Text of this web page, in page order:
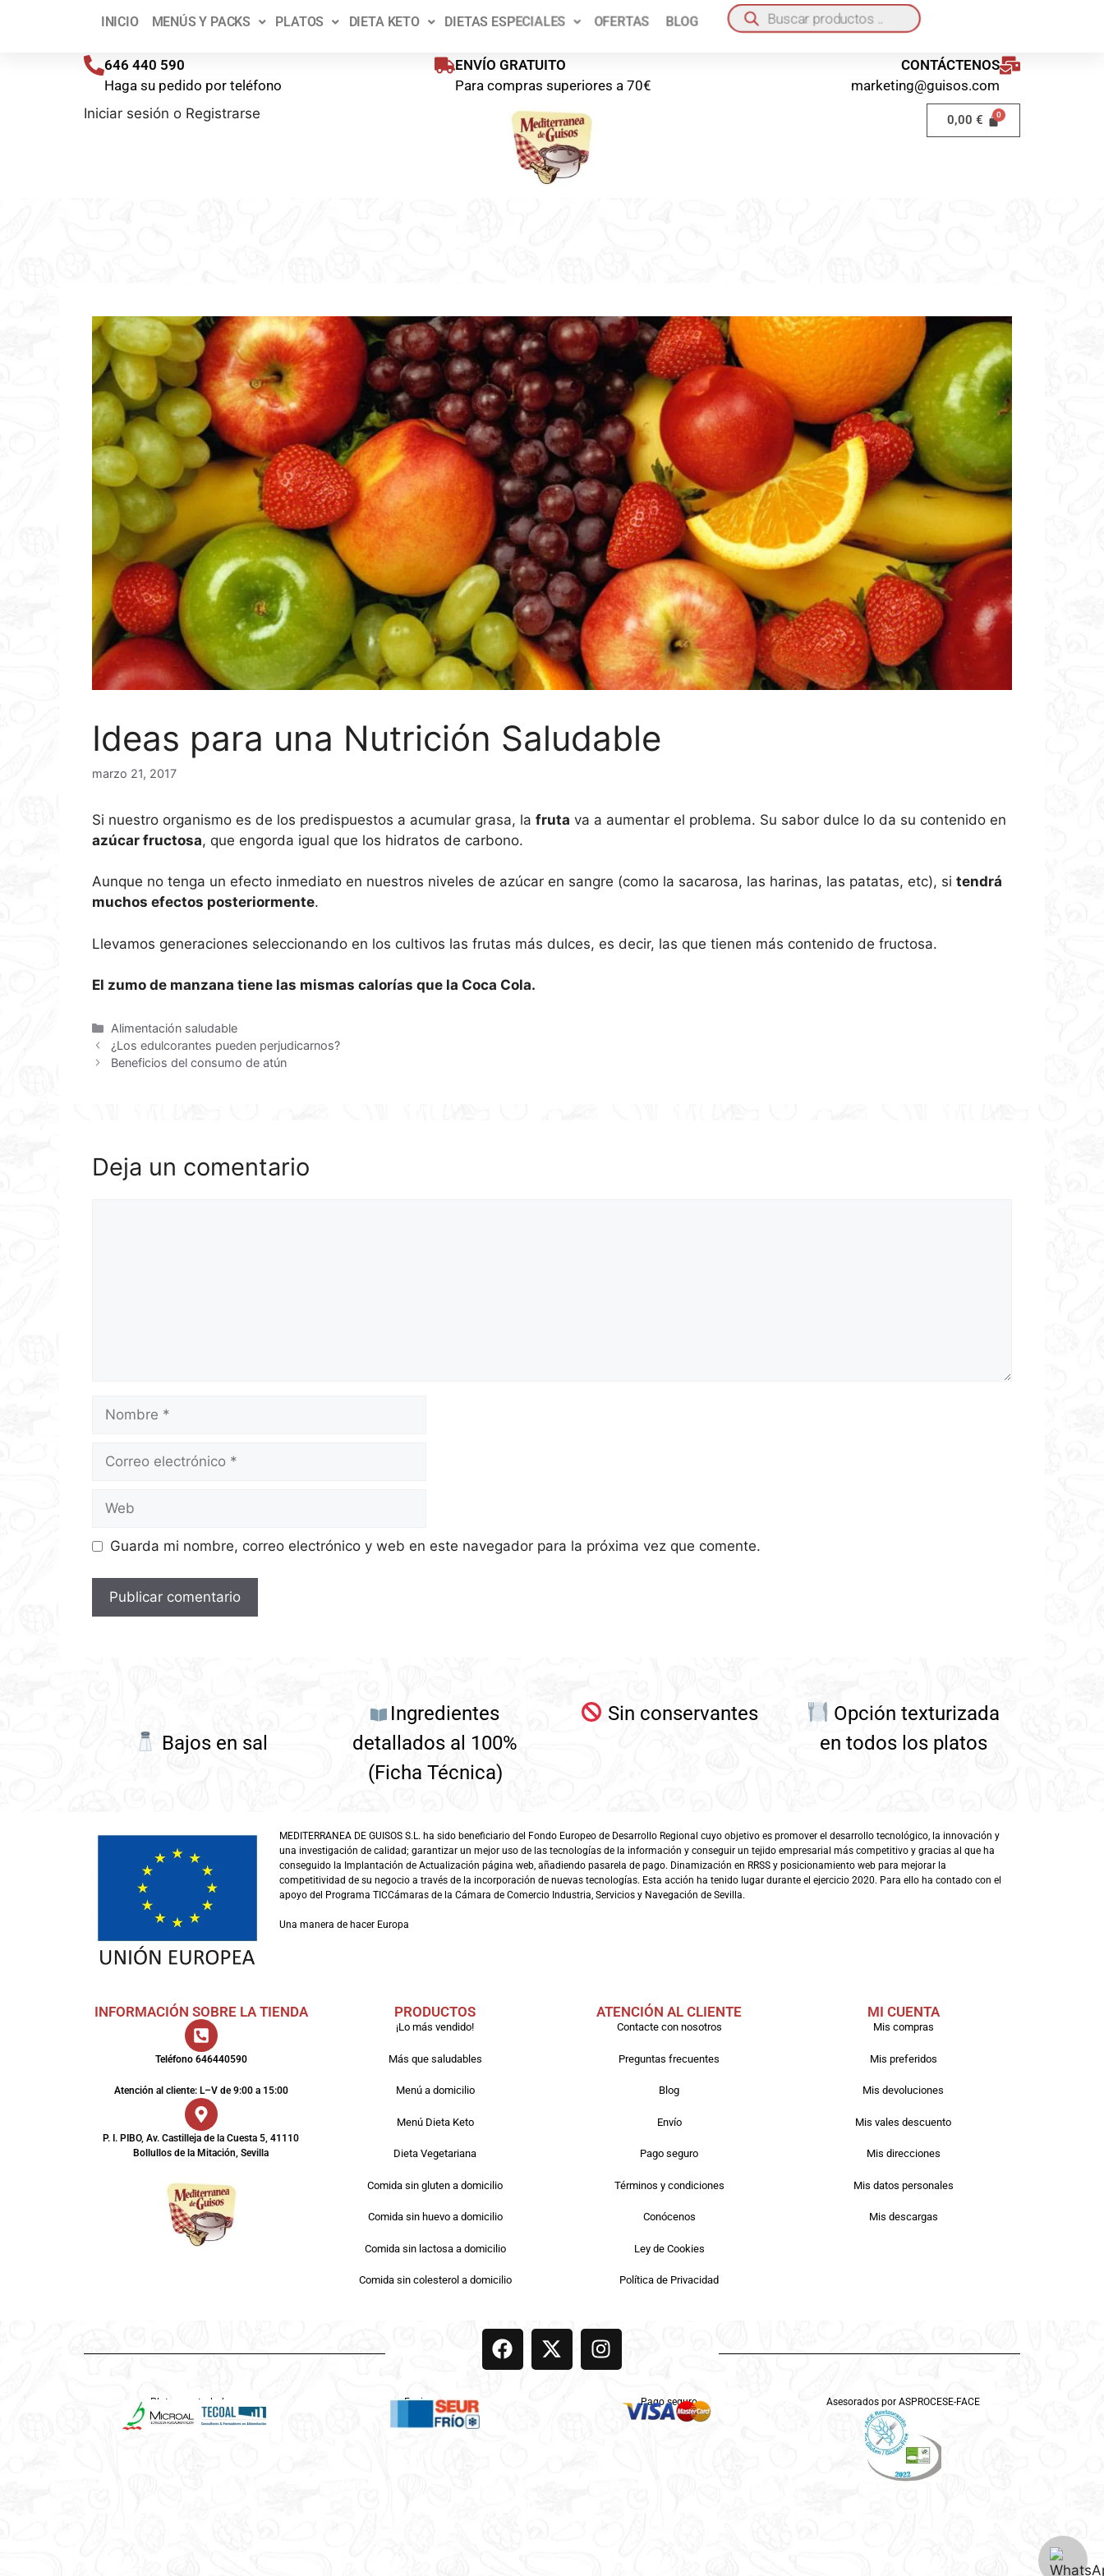
Pídelo aquí
646 440 590
Haga su pedido por teléfono
ENVÍO GRATUITO
Para compras superiores a 70€
CONTÁCTENOS
marketing@guisos.com
Iniciar sesión o Registrarse 0,00€
INICIO MENÚS Y PACKS PLATOS DIETA KETO DIETAS ESPECIALES OFERTAS BLOG
Ideas para una Nutrición Saludable
marzo 21, 2017
Si nuestro organismo es de los predispuestos a acumular grasa, la fruta va a aumentar el problema. Su sabor dulce lo da su contenido en
azúcar fructosa, que engorda igual que los hidratos de carbono.
Aunque no tenga un efecto inmediato en nuestros niveles de azúcar en sangre (como la sacarosa, las harinas, las patatas, etc), si tendrá
muchos efectos posteriormente.
Llevamos generaciones seleccionando en los cultivos las frutas más dulces, es decir, las que tienen más contenido de fructosa.
El zumo de manzana tiene las mismas calorías que la Coca Cola.
Alimentación saludable
¿Los edulcorantes pueden perjudicarnos?
Beneficios del consumo de atún
Deja un comentario
Guarda mi nombre, correo electrónico y web en este navegador para la próxima vez que comente.
Bajos en sal
Ingredientes
detallados al 100%
(Ficha Técnica)
Sin conservantes
Opción texturizada
en todos los platos
MEDITERRANEA DE GUISOS S.L. ha sido beneficiario del Fondo Europeo de Desarrollo Regional cuyo objetivo es promover el desarrollo tecnológico, la innovación y
una investigación de calidad; garantizar un mejor uso de las tecnologías de la información y conseguir un tejido empresarial más competitivo y gracias al que ha
conseguido la Implantación de Actualización página web, añadiendo pasarela de pago. Dinamización en RRSS y posicionamiento web para mejorar la
competitividad de su negocio a través de la incorporación de nuevas tecnologías. Esta acción ha tenido lugar durante el ejercicio 2020. Para ello ha contado con el
apoyo del Programa TICCámaras de la Cámara de Comercio Industria, Servicios y Navegación de Sevilla.
Una manera de hacer Europa
INFORMACIÓN SOBRE LA TIENDA
Teléfono 646440590
Atención al cliente: L–V de 9:00 a 15:00
P. I. PIBO, Av. Castilleja de la Cuesta 5, 41110
Bollullos de la Mitación, Sevilla
PRODUCTOS
¡Lo más vendido!
Más que saludables
Menú a domicilio
Menú Dieta Keto
Dieta Vegetariana
Comida sin gluten a domicilio
Comida sin huevo a domicilio
Comida sin lactosa a domicilio
Comida sin colesterol a domicilio
ATENCIÓN AL CLIENTE
Contacte con nosotros
Preguntas frecuentes
Blog
Envío
Pago seguro
Términos y condiciones
Conócenos
Ley de Cookies
Política de Privacidad
MI CUENTA
Mis compras
Mis preferidos
Mis devoluciones
Mis vales descuento
Mis direcciones
Mis datos personales
Mis descargas
Platos controlados por Enviamos por Pago seguro
Asesorados por ASPROCESE-FACE
RESTAURACIÓN